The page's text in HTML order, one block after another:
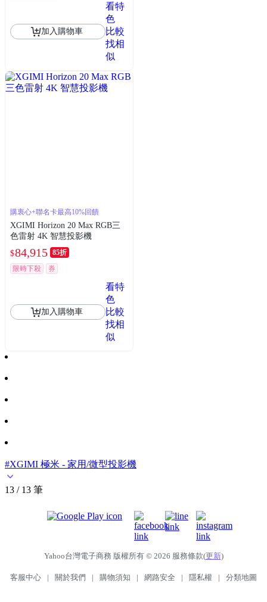
加入購物車
看特
色
比較
找相
似
購衷心+聯名卡最高10%回饋
XGIMI Horizon 20 Max RGB三
色雷射 4K 智慧投影機
$84,915 85折
限時下殺
券
加入購物車
看特
色
比較
找相
似
#XGIMI 極米 - 家用/微型投影機
13 / 13 筆
Yahoo台灣電子商務 版權所有 © 2026 服務條款(更新)
客服中心 | 關於我們 | 購物須知 | 網路安全 | 隱私權 | 分類地圖